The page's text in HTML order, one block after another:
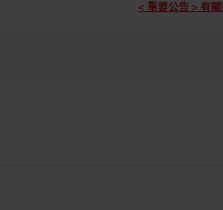
< 重要公告 > 有